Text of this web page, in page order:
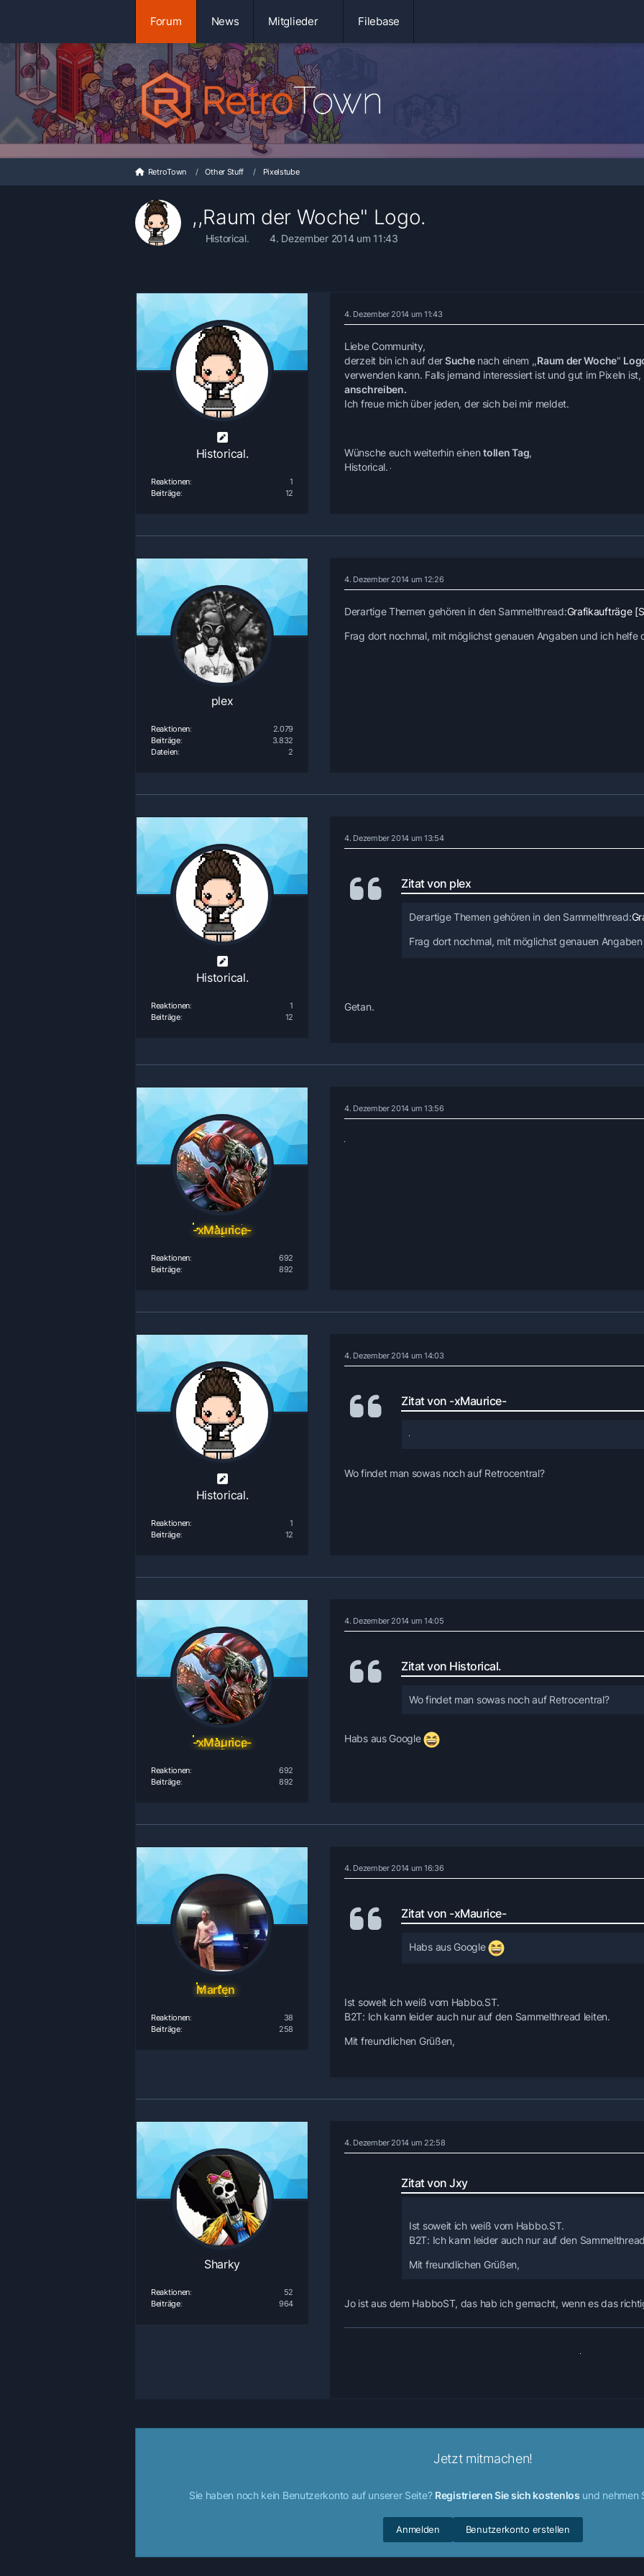
Forum News Mitglieder Filebase
RetroTown Other Stuff Pixelstube
,,Raum der Woche" Logo.
Historical. 4. Dezember 2014 um 11:43
Historical.
Reaktionen
1
Beiträge
12
4. Dezember 2014 um 11:43
Liebe Community,
derzeit bin ich auf derSuchenach einem ,,Raum der Woche"
verwenden kann. Falls jemand interessiert ist und gut im Pixeln
anschreiben.
Ich freue mich über jeden, der sich bei mir meldet.
Wünsche euch weiterhin einentollen Tag,
Historical.
plex
Reaktionen
2.079
Beiträge
3.832
Dateien
2
4. Dezember 2014 um 12:26
Derartige Themen gehören in den Sammelthread:Grafikaufträge
Frag dort nochmal, mit möglichst genauen Angaben und ich helfe
Historical.
Reaktionen
1
Beiträge
12
4. Dezember 2014 um 13:54
Zitat von plex
Derartige Themen gehören in den Sammelthread:
Frag dort nochmal, mit möglichst genauen
Getan.
-xMaurice-
Reaktionen
692
Beiträge
892
4. Dezember 2014 um 13:56
Historical.
Reaktionen
1
Beiträge
12
4. Dezember 2014 um 14:03
Zitat von -xMaurice-
Wo findet man sowas noch auf Retrocentral?
-xMaurice-
Reaktionen
692
Beiträge
892
4. Dezember 2014 um 14:05
Zitat von Historical.
Wo findet man sowas noch auf Retrocentral?
Habs aus Google
Marten
Reaktionen
38
Beiträge
258
4. Dezember 2014 um 16:36
Zitat von -xMaurice-
Habs aus Google
Ist soweit ich weiß vom Habbo.ST.
B2T: Ich kann leider auch nur auf den Sammelthread leiten.
Mit freundlichen Grüßen,
Sharky
Reaktionen
52
Beiträge
964
4. Dezember 2014 um 22:58
Zitat von Jxy
Ist soweit ich weiß vom Habbo.ST.
B2T: Ich kann leider auch nur auf den
Mit freundlichen Grüßen,
Jo ist aus dem HabboST, das hab ich gemacht, wenn es das
Jetzt mitmachen!
Sie haben noch kein Benutzerkonto auf unserer Seite? Registrieren Sie sich kostenlos und nehmen
Benutzerkonto erstellen
Anmelden